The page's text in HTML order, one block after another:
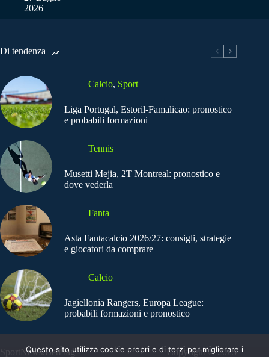
2026
Di tendenza
Calcio, Sport
Liga Portugal, Estoril-Famalicao: pronostico
e probabili formazioni
Tennis
Musetti Mejia, 2T Montreal: pronostico e
dove vederla
Fanta
Asta Fantacalcio 2026/27: consigli, strategie
e giocatori da comprare
Calcio
Jagiellonia Rangers, Europa League:
probabili formazioni e pronostico
SportNews.BetFlag - Copyright © 2025
Questo sito utilizza cookie propri e di terzi per migliorare i